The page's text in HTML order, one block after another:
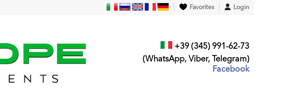
Favorites Login
+39 (345) 991-62-73
(WhatsApp, Viber, Telegram)
Facebook